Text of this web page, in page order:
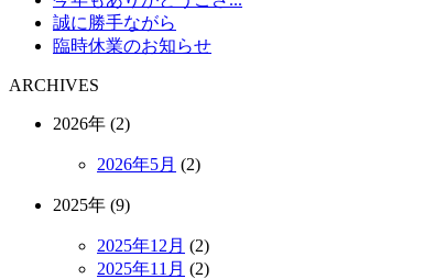
誠に勝手ながら
臨時休業のお知らせ
ARCHIVES
2026年 (2)
2026年5月 (2)
2025年 (9)
2025年12月 (2)
2025年11月 (2)